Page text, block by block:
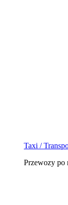
Taxi /
Przewozy po